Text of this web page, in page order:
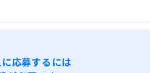
応募するには